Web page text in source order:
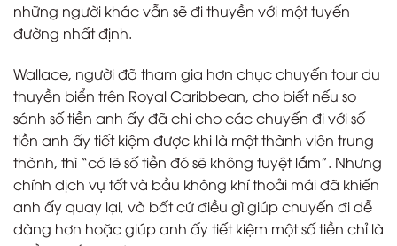
những người khác vẫn sẽ đi thuyền với một tuyến
đường nhất định.
Wallace, người đã tham gia hơn chục chuyến tour du
thuyền biển trên Royal Caribbean, cho biết nếu so
sánh số tiền anh ấy đã chi cho các chuyến đi với số
tiền anh ấy tiết kiệm được khi là một thành viên trung
thành, thì “có lẽ số tiền đó sẽ không tuyệt lắm”. Nhưng
chính dịch vụ tốt và bầu không khí thoải mái đã khiến
anh ấy quay lại, và bất cứ điều gì giúp chuyến đi dễ
dàng hơn hoặc giúp anh ấy tiết kiệm một số tiền chỉ là